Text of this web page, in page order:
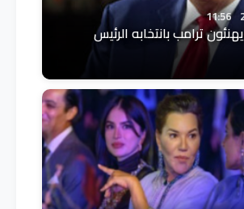
11:56
ترامب بانتخابه الرئيس